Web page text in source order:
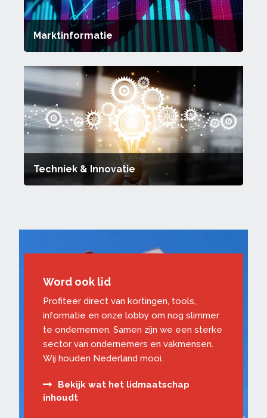
Marktinformatie
Techniek & Innovatie
Word ook lid
Profiteer direct van kortingen, tools,
informatie en onze lobby om nog slimmer
te ondernemen. Samen zijn we een sterke
sector van ondernemers en vakmensen.
Wij houden Nederland mooi.
Bekijk wat het lidmaatschap
inhoudt